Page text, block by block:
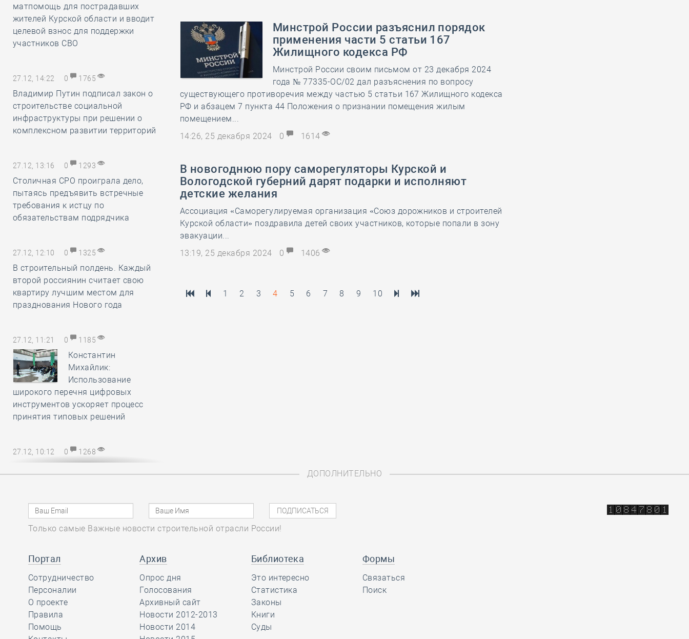
матпомощь для пострадавших
жителей Курской области и вводит
целевой взнос для поддержки
участников СВО
27.12, 14:22 0 1765
Владимир Путин подписал закон о
строительстве социальной
инфраструктуры при решении о
комплексном развитии территорий
27.12, 13:16 0 1293
Столичная СРО проиграла дело,
пытаясь предъявить встречные
требования к истцу по
обязательствам подрядчика
27.12, 12:10 0 1325
В строительный полдень. Каждый
второй россиянин считает свою
квартиру лучшим местом для
празднования Нового года
27.12, 11:21 0 1185
Константин
Михайлик:
Использование
широкого перечня цифровых
инструментов ускоряет процесс
принятия типовых решений
27.12, 10:12 0 1268
расходов на охрану труда
отметил, что объём
работ в
строительстве вырос более, чем на
32 процента с 2019 года
Минстрой России разъяснил порядок
применения части 5 статьи 167
Жилищного кодекса РФ
Минстрой России своим письмом от 23 декабря 2024
года № 77335-ОС/02 дал разъяснения по вопросу
существующего противоречия между частью 5 статьи 167 Жилищного кодекса
РФ и абзацем 7 пункта 44 Положения о признании помещения жилым
помещением...
14:26, 25 декабря 2024
0 1614
В новогоднюю пору саморегуляторы Курской и
Вологодской губерний дарят подарки и исполняют
детские желания
Ассоциация «Саморегулируемая организация «Союз дорожников и строителей
Курской области» поздравила детей своих участников, которые попали в зону
эвакуации...
13:19, 25 декабря 2024
0 1406
1 2 3 4 5 6 7 8 9 10
ДОПОЛНИТЕЛЬНО
Только самые Важные новости строительной отрасли России!
Портал
Сотрудничество
Персоналии
О проекте
Правила
Помощь
Архив
Опрос дня
Голосования
Архивный сайт
Новости 2012-2013
Новости 2014
Библиотека
Это интересно
Статистика
Законы
Книги
Суды
Формы
Связаться
Поиск